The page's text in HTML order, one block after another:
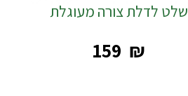
שלט לדלת צורה מעוגלת
‎159 ₪